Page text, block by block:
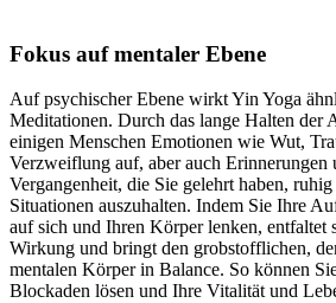
Fokus auf mentaler Ebene
Auf psychischer Ebene wirkt Yin Yoga
Meditationen. Durch das lange Halten der
einigen Menschen Emotionen wie Wut,
Verzweiflung auf, aber auch Erinnerungen
Vergangenheit, die Sie gelehrt haben,
Situationen auszuhalten. Indem Sie Ihre
auf sich und Ihren Körper lenken, entfaltet
Wirkung und bringt den grobstofflichen,
mentalen Körper in Balance. So können
Blockaden lösen und Ihre Vitalität und